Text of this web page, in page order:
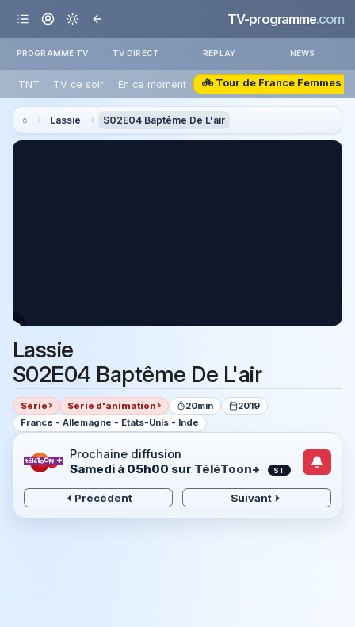
TV-programme.com
PROGRAMME TV TV DIRECT REPLAY NEWS
TNT TV ce soir En ce moment 🚲 Tour de France Femmes
Lassie S02E04 Baptême De L'air
Lassie
S02E04 Baptême De L'air
Série Série d'animation 20min
2019
France - Allemagne - Etats-Unis - Inde
Prochaine diffusion
Samedi à 05h00 sur TéléToon+ ST
Précédent Suivant